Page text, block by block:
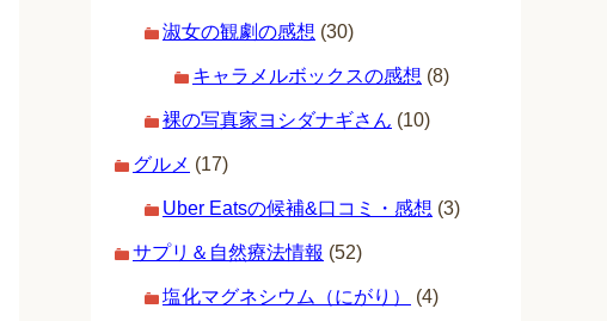
淑女の観劇の感想 (30)
キャラメルボックスの感想 (8)
裸の写真家ヨシダナギさん (10)
グルメ (17)
Uber Eatsの候補&口コミ・感想 (3)
サプリ＆自然療法情報 (52)
塩化マグネシウム（にがり） (4)